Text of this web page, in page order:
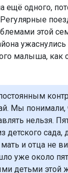
ещё одного,
Регулярные
этой
малыша, как
Мы понимали,
нельзя.
детского сада,
и отца не
уже около
детьми этой